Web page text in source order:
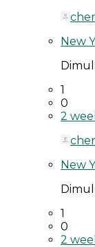
New
1
0
2
New
1
0
2